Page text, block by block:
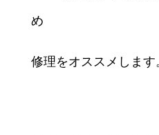
め
修理をオススメします